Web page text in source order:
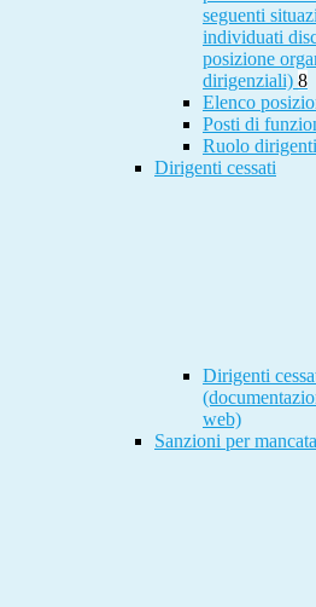
seguenti
individuati
posizione
dirigenziali) 8
Elenco
Posti di
Ruolo dirigenti
Dirigenti cessati
Dirigenti
web)
Sanzioni per